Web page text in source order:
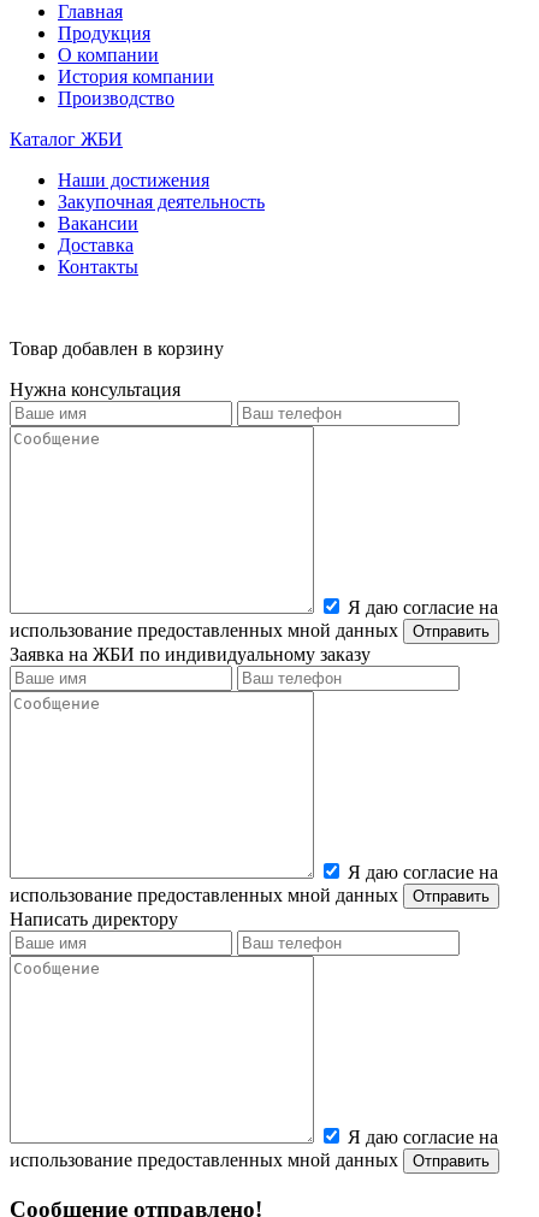
Главная
Продукция
О компании
История компании
Производство
Каталог ЖБИ
Наши достижения
Закупочная деятельность
Вакансии
Доставка
Контакты
Товар добавлен в корзину
Нужна консультация
Я даю согласие на
использование предоставленных мной данных
Заявка на ЖБИ по индивидуальному заказу
Я даю согласие на
использование предоставленных мной данных
Написать директору
Я даю согласие на
использование предоставленных мной данных
Сообщение отправлено!